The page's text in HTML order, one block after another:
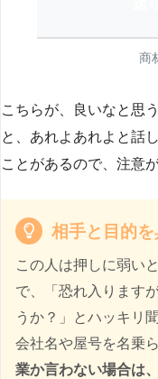
商
こちらが、良いなと思
と、あれよあれよと話
ことがあるので、注意
相手と目的
この人は押しに弱い
で、「恐れ入ります
うか？」とハッキリ
会社名や屋号を名乗
業か言わない場合は